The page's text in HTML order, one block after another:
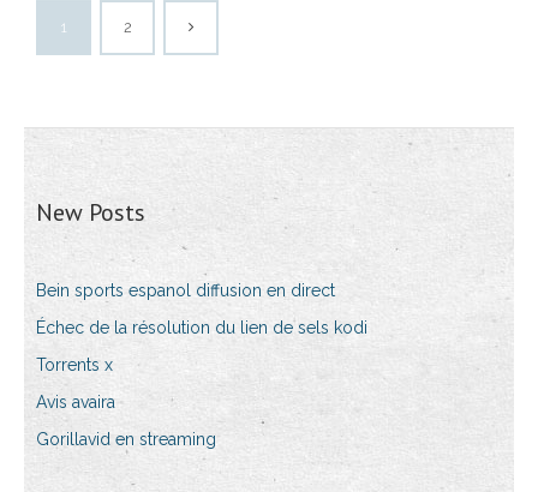
1 2
New Posts
Bein sports espanol diffusion en direct
Échec de la résolution du lien de sels kodi
Torrents x
Avis avaira
Gorillavid en streaming